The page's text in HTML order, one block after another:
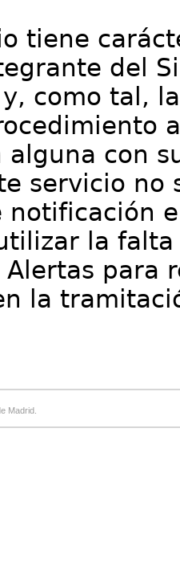
tiene
del
como tal,
alguna con
servicio no
notificación
la
Alertas para
la
Madrid.